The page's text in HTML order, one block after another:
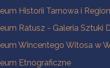
Historii Tarnowa i
Ratusz - Galeria Sztuki
Wincentego Witosa w
Etnograficzne